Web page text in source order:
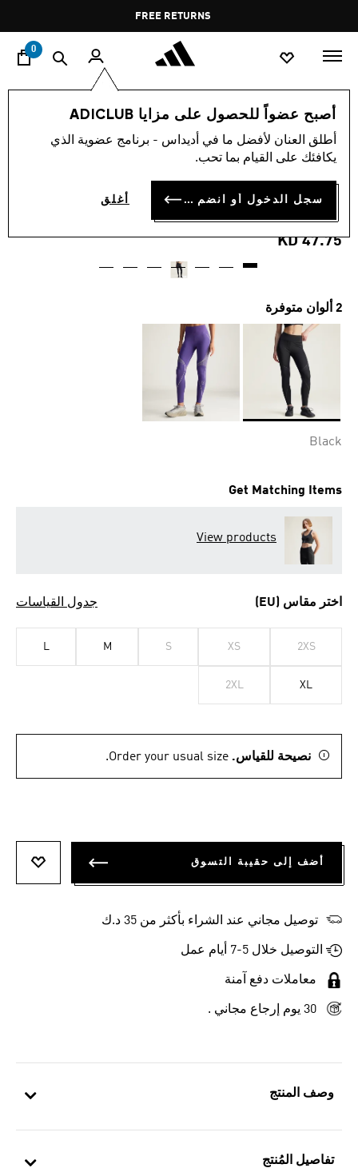
Pause
promotion
rotation
FREE RETURNS
0
أصبح عضواً للحصول على مزايا ADICLUB
أطلق العنان لأفضل ما في أديداس - برنامج عضوية الذي
يكافئك على القيام بما تحب.
سجل الدخول أو انضم الآن أغلق
وصف المنتج
تفاصيل المُنتج
النساء ملابس
بنطال ضيّق ADIDAS BY
STELLA MCCARTNEY
TRUEPACE RUNNING
KD 47.75
2 ألوان متوفرة
Black
Get Matching Items
View products
اختر مقاس (EU) جدول القياسات
2XS
XS
S
M
L
XL
2XL
نصيحة للقياس. Order your usual size.
أضف إلى حقيبة التسوق
توصيل مجاني عند الشراء بأكثر من 35 د.ك
التوصيل خلال 5-7 أيام عمل
معاملات دفع آمنة